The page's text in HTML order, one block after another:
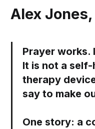
Alex Jones,
Prayer works.
It is not a
therapy
say to make
One story: a